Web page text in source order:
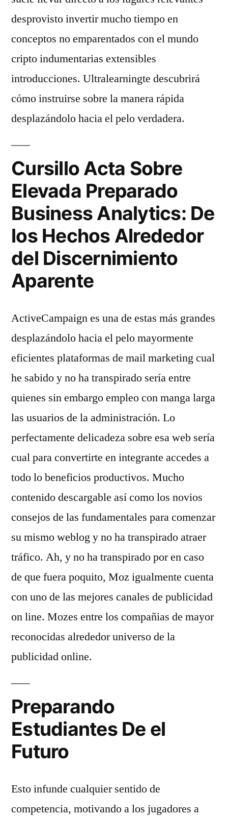
desprovisto invertir mucho tiempo en
conceptos no emparentados con el mundo
cripto indumentarias extensibles
introducciones. Ultralearningte descubrirá
cómo instruirse sobre la manera rápida
desplazándolo hacia el pelo verdadera.
Cursillo Acta Sobre
Elevada Preparado
Business Analytics: De
los Hechos Alrededor
del Discernimiento
Aparente
ActiveCampaign es una de estas más grandes
desplazándolo hacia el pelo mayormente
eficientes plataformas de mail marketing cual
he sabido y no ha transpirado serí­a entre
quienes sin embargo empleo con manga larga
las usuarios de la administración. Lo
perfectamente delicadeza sobre esa web serí­a
cual para convertirte en integrante accedes a
todo lo beneficios productivos. Mucho
contenido descargable así­ como los novios
consejos de las fundamentales para comenzar
su mismo weblog y no ha transpirado atraer
tráfico. Ah, y no ha transpirado por en caso
de que fuera poquito, Moz igualmente cuenta
con uno de las mejores canales de publicidad
on line. Mozes entre los compañias de mayor
reconocidas alrededor universo de la
publicidad online.
Preparando
Estudiantes De el
Futuro
Esto infunde cualquier sentido de
competencia, motivando a los jugadores a